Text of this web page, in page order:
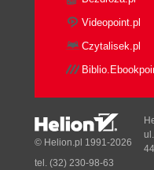
Videopoint.pl
Czytalisek.pl
© Helion.pl 1991-2026
tel. (32) 230-98-63